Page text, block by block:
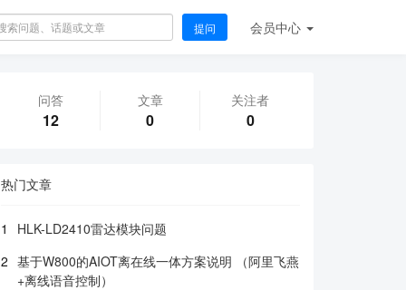
提问 会员中心
问答
12
文章
0
关注者
0
热门文章
1
HLK-LD2410雷达模块问题
2 基于W800的AIOT离在线一体方案说明 （阿里飞燕
+离线语音控制）